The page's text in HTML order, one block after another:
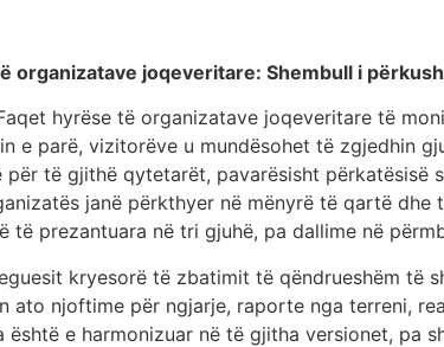
organizatave joqeveritare: Shembull i
hyrëse të organizatave joqeveritare të
e parë, vizitorëve u mundësohet të zgjedhin
për të gjithë qytetarët, pavarësisht
janë përkthyer në mënyrë të qartë dhe
të prezantuara në tri gjuhë, pa dallime në
kryesorë të zbatimit të qëndrueshëm të
ato njoftime për ngjarje, raporte nga terreni,
është e harmonizuar në të gjitha versionet, pa